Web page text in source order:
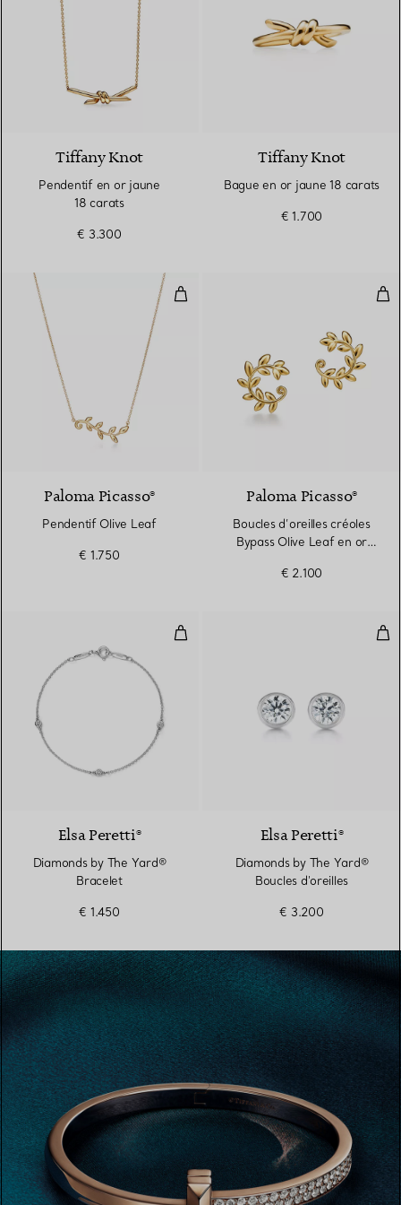
Tiffany Knot
Pendentif en or jaune
18 carats
€ 3.300
Tiffany Knot
Bague en or jaune 18 carats
€ 1.700
Pendentif Olive Leaf
Paloma Picasso®
Pendentif Olive Leaf
€ 1.750
Paloma Picasso®
Boucles d’oreilles créoles
Bypass Olive Leaf en or
€ 2.100
Diamonds by The Yard® Bracelet
Elsa Peretti®
Diamonds by The Yard®
Bracelet
€ 1.450
Elsa Peretti®
Diamonds by The Yard®
Boucles d'oreilles
€ 3.200